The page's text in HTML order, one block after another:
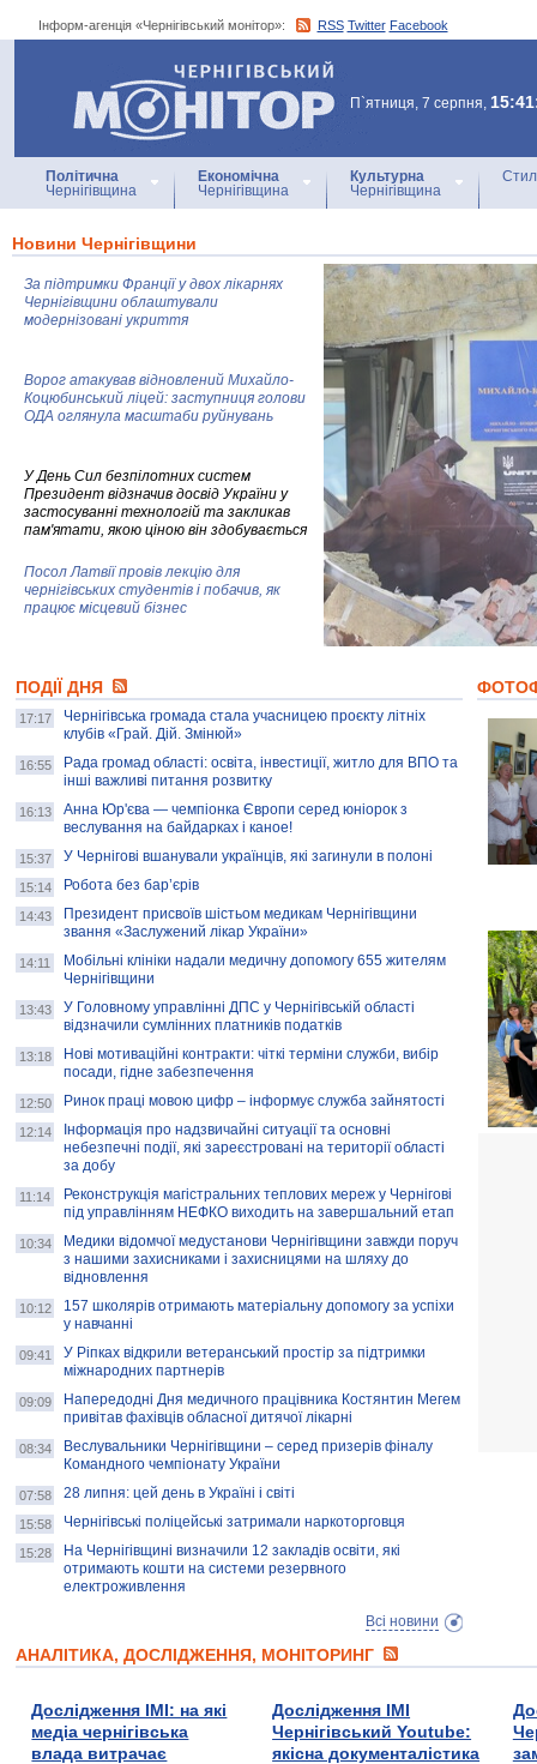
Інформ-агенція «Чернігівський монітор»: RSS Twitter Facebook
Інформ-агенція
«Чернігівський монітор»
П`ятниця, 7 серпня,
Політична
Чернігівщина
Економічна
Чернігівщина
Культурна
Чернігівщина
Новини Чернігівщини
За підтримки Франції у двох лікарнях
Чернігівщини облаштували
модернізовані укриття
Ворог атакував відновлений Михайло-
Коцюбинський ліцей: заступниця голови
ОДА оглянула масштаби руйнувань
У День Сил безпілотних систем
Президент відзначив досвід України у
застосуванні технологій та закликав
пам'ятати, якою ціною він здобувається
Посол Латвії провів лекцію для
чернігівських студентів і побачив, як
працює місцевий бізнес
колекцію про війну, емоції та тварин
AB InBev Efes Україна підтримала
навчальний проєкт "Молодіжна бізнес-
школа", спрямований на розвиток
підприємництва у Чернігівській області
Золота тварина: видання Forbes
написало про чернігівця Патрона: хто і
скільки на ньому заробляє? І куди
витрачають?
ПОДІЇ ДНЯ
17:17
Чернігівська громада стала учасницею проєкту літніх
клубів «Грай. Дій. Змінюй»
16:55
Рада громад області: освіта, інвестиції, житло для ВПО та
інші важливі питання розвитку
16:13
Анна Юр'єва — чемпіонка Європи серед юніорок з
веслування на байдарках і каное!
15:37 У Чернігові вшанували українців, які загинули в полоні
15:14 Робота без бар’єрів
14:43
Президент присвоїв шістьом медикам Чернігівщини
звання «Заслужений лікар України»
14:11
Мобільні клініки надали медичну допомогу 655 жителям
Чернігівщини
13:43
У Головному управлінні ДПС у Чернігівській області
відзначили сумлінних платників податків
13:18
Нові мотиваційні контракти: чіткі терміни служби, вибір
посади, гідне забезпечення
12:50 Ринок праці мовою цифр – інформує служба зайнятості
12:14
Інформація про надзвичайні ситуації та основні
небезпечні події, які зареєстровані на території області
за добу
11:14
Реконструкція магістральних теплових мереж у Чернігові
під управлінням НЕФКО виходить на завершальний етап
10:34
Медики відомчої медустанови Чернігівщини завжди поруч
з нашими захисниками і захисницями на шляху до
відновлення
10:12
157 школярів отримають матеріальну допомогу за успіхи
у навчанні
09:41
У Ріпках відкрили ветеранський простір за підтримки
міжнародних партнерів
09:09
Напередодні Дня медичного працівника Костянтин Мегем
привітав фахівців обласної дитячої лікарні
08:34
Веслувальники Чернігівщини – серед призерів фіналу
Командного чемпіонату України
07:58 28 липня: цей день в Україні і світі
15:58 Чернігівські поліцейські затримали наркоторговця
15:28
На Чернігівщині визначили 12 закладів освіти, які
отримають кошти на системи резервного
електроживлення
Всі новини
АНАЛІТИКА, ДОСЛІДЖЕННЯ, МОНІТОРИНГ
Дослідження ІМІ: на які
медіа чернігівська
влада витрачає
Дослідження ІМІ
Чернігівський Youtube:
якісна документалістика